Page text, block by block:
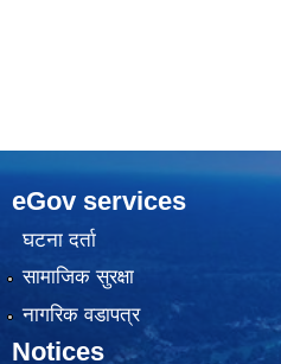
eGov services
घटना दर्ता
सामाजिक सुरक्षा
नागरिक वडापत्र
Notices